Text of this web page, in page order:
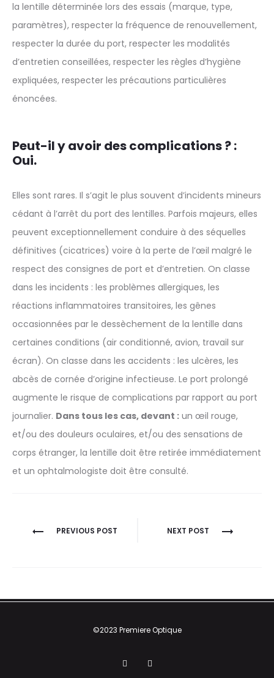
la lentille déterminée lors des essais (marque, type,
paramètres), respecter la fréquence de renouvellement,
respecter la durée du port, respecter les modalités
d’entretien conseillées, respecter les règles d’hygiène
expliquées, respecter les précautions particulières
énoncées.
Peut-il y avoir des complications ? :
Oui.
Elles sont rares. Il s’agit le plus souvent d’incidents mineurs
cédant à l’arrêt du port des lentilles. Parfois majeurs, elles
peuvent exceptionnellement conduire à des séquelles
définitives (cicatrices) voire à la perte de l’œil malgré le
respect des consignes de port et d’entretien. On classe
dans les incidents : les problèmes allergiques, les
réactions inflammatoires transitoires, les gênes
occasionnées par le dessèchement de la lentille dans
certaines conditions (air conditionné, avion, travail sur
écran). On classe dans les accidents : les ulcères, les
abcès de cornée d’origine infectieuse. Le port prolongé
augmente le risque de complications par rapport au port
journalier. Dans tous les cas, devant : un œil rouge,
et/ou des douleurs oculaires, et/ou des sensations de
corps étranger, la lentille doit être retirée immédiatement
et un ophtalmologiste doit être consulté.
Navigation
PREVIOUS POST NEXT POST
©2023 Premiere Optique